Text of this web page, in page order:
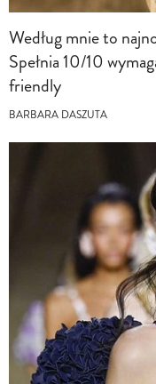
Według mnie to
Spełnia 10/10
friendly
BARBARA DASZUTA